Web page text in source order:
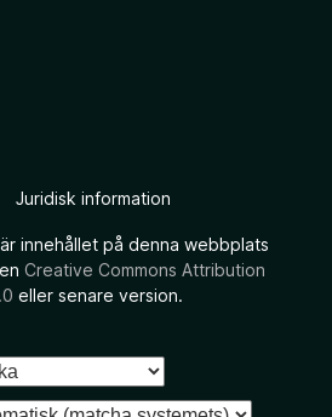
Juridisk information
, är innehållet på denna webbplats
Creative Commons Attribution
eller senare version.